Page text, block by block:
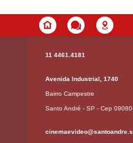
11 4461.4181
Avenida Industrial, 1740
Bairro Campestre
Santo André - SP - Cep